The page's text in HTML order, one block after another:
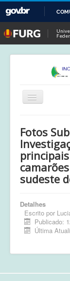
Alternar
Navegação
Publicações
Calendário
Equipe
Atividades de
Cursos e
Login
Notícias
Fotos
sudeste
Detalhes
Escrito por
Publicado:
Última